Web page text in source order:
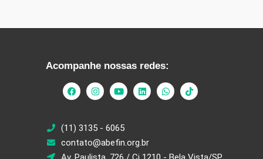
Acompanhe nossas redes:
(11) 3135 - 6065
contato@abefin.org.br